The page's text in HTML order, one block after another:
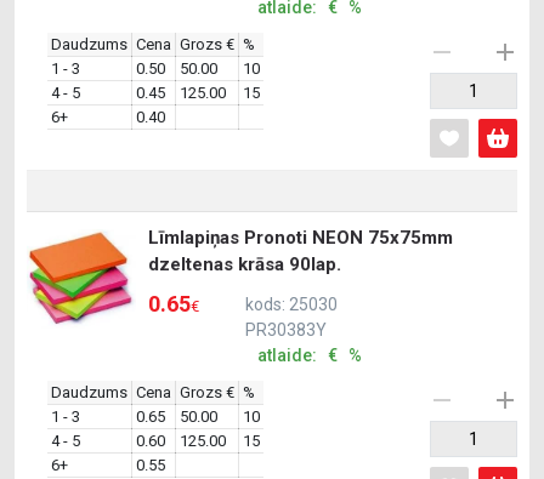
atlaide: € %
Daudzums Cena Grozs € %
1 - 3
0.50 50.00
10
4 - 5
0.45 125.00
15
6+
0.40
Līmlapiņas Pronoti NEON 75x75mm
dzeltenas krāsa 90lap.
0.65€
kods: 25030
PR30383Y
atlaide: € %
Daudzums Cena Grozs € %
1 - 3
0.65 50.00
10
4 - 5
0.60 125.00
15
6+
0.55